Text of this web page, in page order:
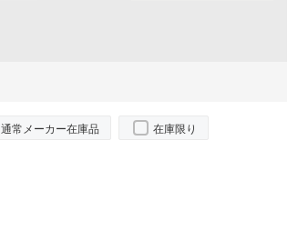
通常メーカー在庫品
在庫限り